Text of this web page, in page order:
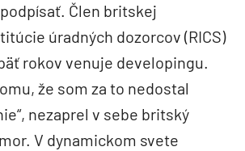
Člen britskej
úradných dozorcov (RICS)
rokov venuje developingu.
že som za to nedostal
nezaprel v sebe britský
V dynamickom svete